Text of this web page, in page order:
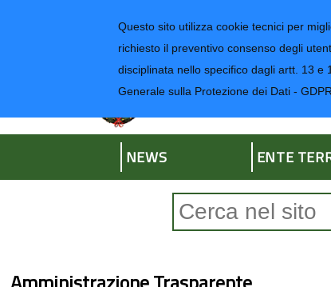
Questo sito utilizza cookie tecnici per
richiesto il preventivo consenso degli
disciplinata nello specifico dagli artt. 13
Generale sulla Protezione dei Dati -
Regione Liguria
Provincia di
NEWS ENTE